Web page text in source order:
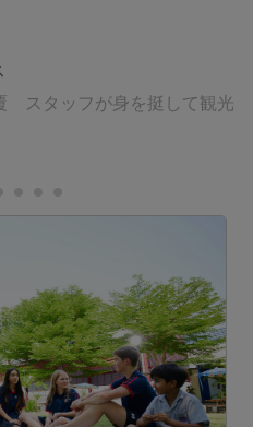
スタッフが身を挺して観光